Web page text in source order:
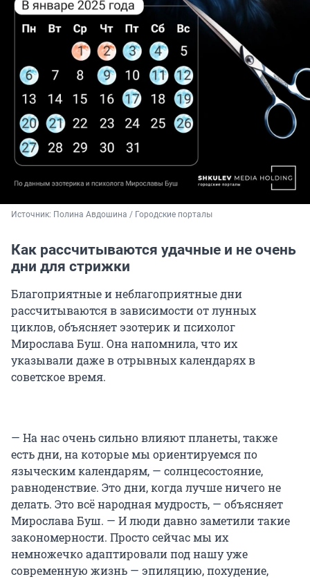
Источник: Полина Авдошина / Городские порталы
Как рассчитываются удачные и не очень
дни для стрижки
Благоприятные и неблагоприятные дни
рассчитываются в зависимости от лунных
циклов, объясняет эзотерик и психолог
Мирослава Буш. Она напомнила, что их
указывали даже в отрывных календарях в
советское время.
— На нас очень сильно влияют планеты, также
есть дни, на которые мы ориентируемся по
языческим календарям, — солнцесостояние,
равноденствие. Это дни, когда лучше ничего не
делать. Это всё народная мудрость, — объясняет
Мирослава Буш. — И люди давно заметили такие
закономерности. Просто сейчас мы их
немножечко адаптировали под нашу уже
современную жизнь — эпиляцию, похудение,